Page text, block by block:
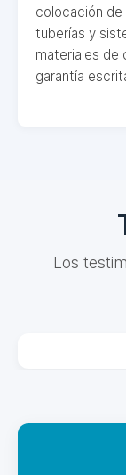
colocación
tuberías y
materiales de
garantía
Los